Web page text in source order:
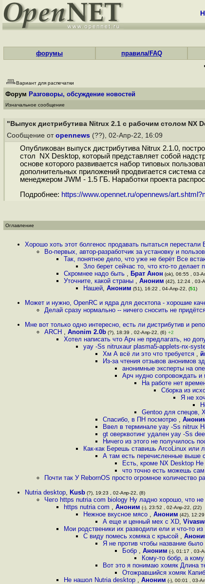
форумы правила/FAQ
Вариант для распечатки
Форум Разговоры, обсуждение новостей
Изначальное сообщение
"Выпуск дистрибутива Nitrux 2.1 с рабочим столом NX
Сообщение от opennews (??), 02-Апр-22, 16:09
Опубликован выпуск дистрибутива Nitrux 2.1.0,
стол NX Desktop, который представляет собой
основе которого развивается набор типовых
дополнительных приложений продвигается система
менеджером JWM - 1.5 ГБ. Наработки проекта
Подробнее: https://www.opennet.ru/opennews/
Оглавление
Хорошо хоть этот болгенос продавать пытаться
Во-первых, автор-разработчик за установку и
Так, понятное дело, что уже не берёт Все
Зло берет сейчас то, что кто-то
Скромнее надо быть , Брат Анон (ok), 06:55 , 03-
Уточните, какой страны , Аноним (42), 12:24 , 03-
Нашей, Аноним (51), 16:22 , 04-Апр-22, (51)
Может и нужно, OpenRC и ядра для десктопа - хорошие
Делай сразу нормально -- ничего сносить не
Мне вот только одно интересно, есть ли дистрибутив и
ARCH , Anonim 2.0b (?), 18:39 , 02-Апр-22, (6) +2
Хотел написать что Арч не предлагать, но
yay -Ss nitruxaur plasma5-applets-nx-
Хм А всё ли это что требуется ,
Из-за чтения отзывов анонимов
анонимные эксперты на
Арч нудно сопровождать и
На работе нет
Сборка из
Я не
Gentoo для спецов,
Спасибо, в ПН посмотрю ,
Ввел в терминале yay -Ss nitrux
gt оверквотинг удален yay -Ss
Ничего из этого не получилось
Как-как Берешь ставишь ArcoLinux или
А там есть перечисленные выше
Есть, кроме NX Desktop Не
что точно есть можешь
Почти так У RebornOS просто огромное количество
Nutria desktop, Kusb (?), 19:23 , 02-Апр-22, (8)
Чего https nutria com biology Ну ладно хорошо, что не
https nutria com , Аноним (-), 23:52 , 02-Апр-22, (22)
Нежное вкусное мясо , Аноним (42),
А еще и ценный мех с XD,
Мои родственики их разводили ели и что-то
С виду помесь хомяка с крысой ,
Я не против чтобы название
Бобр , Аноним (-), 01:17 , 03-
Кому-то бобр, а
Вот это я понимаю хомяк Длина
Отожравшийся хомяк
Не нашол Nutria desktop , Аноним (-), 00:01 , 03-